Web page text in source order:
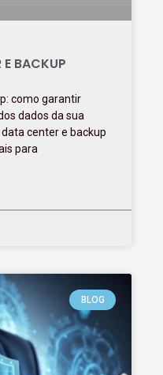
BACKUP
como garantir
dados da sua
center e backup
para
BLOG